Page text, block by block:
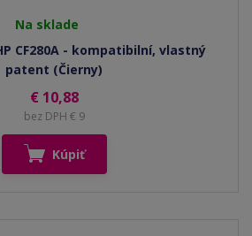
Na sklade
CF280A - kompatibilní, vlastný
patent (Čierny)
€ 10,88
bez DPH € 9
Kúpiť